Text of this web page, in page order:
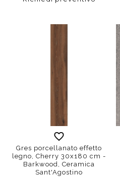
Gres porcellanato effetto
legno, Cherry 30x180 cm -
Barkwood, Ceramica
Sant'Agostino